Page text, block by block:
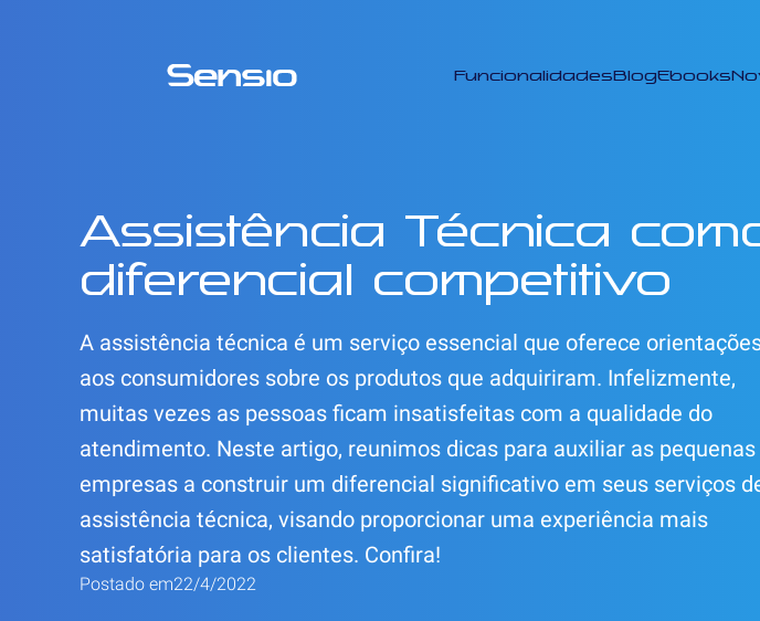
FuncionalidadesBlogEbooks
Assistência Técnica
diferencial competitivo
A assistência técnica é um serviço essencial que oferece
aos consumidores sobre os produtos que adquiriram. Infelizmente,
muitas vezes as pessoas ficam insatisfeitas com a qualidade do
atendimento. Neste artigo, reunimos dicas para auxiliar as pequenas
empresas a construir um diferencial significativo em seus serviços
assistência técnica, visando proporcionar uma experiência mais
satisfatória para os clientes. Confira!
Postado em22/4/2022